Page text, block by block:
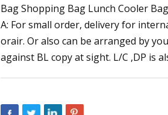
A: For small order, delivery for
orair. Or also can be arranged by
against BL copy at sight. L/C ,DP is